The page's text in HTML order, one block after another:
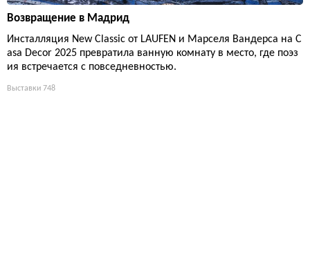
Возвращение в Мадрид
Инсталляция New Classic от LAUFEN и Марселя Вандерса на C
asa Decor 2025 превратила ванную комнату в место, где поэз
ия встречается с повседневностью.
Выставки 748